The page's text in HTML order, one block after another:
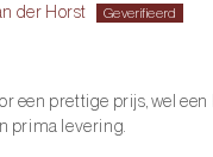
een houten snijplank. Dit
houdt je messen langer
der Horst
een prettige prijs, wel een
prima levering.